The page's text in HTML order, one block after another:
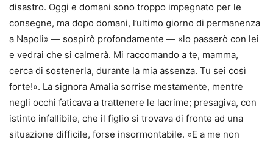
disastro. Oggi e domani sono troppo impegnato per le
consegne, ma dopo domani, l’ultimo giorno di permanenza
a Napoli» — sospirò profondamente — «lo passerò con lei
e vedrai che si calmerà. Mi raccomando a te, mamma,
cerca di sostenerla, durante la mia assenza. Tu sei così
forte!». La signora Amalia sorrise mestamente, mentre
negli occhi faticava a trattenere le lacrime; presagiva, con
istinto infallibile, che il figlio si trovava di fronte ad una
situazione difficile, forse insormontabile. «E a me non